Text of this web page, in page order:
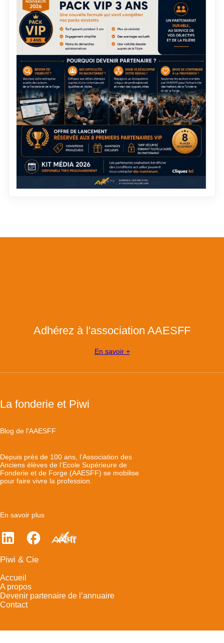
Adhérez à l'association AAESFF
En savoir +
La fonderie et Piwi
Blog de l'AAESFF
Depuis près de 100 ans, l’Association des
Anciens élèves de l’Ecole Supérieure de
Fonderie et de Forge (AAESFF) se mobilise
pour faire vivre la profession.
En savoir plus
Piwi & Cie
Accueil
A propos
Devenir partenaire de l’annuaire
Contact